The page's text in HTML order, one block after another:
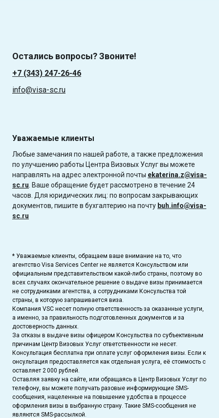
Остались вопросы? Звоните!
+7 (343) 247-26-46
info@visa-sc.ru
Уважаемые клиенты
Любые замечания по нашей работе, а также предложения
по улучшению работы Центра Визовых Услуг вы можете
направлять на адрес электронной почты ekaterina.z@visa-
sc.ru . Ваше обращение будет рассмотрено в течение 24
часов. Для юридических лиц: по вопросам закрывающих
документов, пишите в бухгалтерию на почту buh.info@visa-
sc.ru
* Уважаемые клиенты, обращаем ваше внимание на то, что
агентство Visa Services Center не является Консульством или
официальным представительством какой-либо страны, поэтому во
всех случаях окончательное решение о выдаче визы принимается
не сотрудниками агентства, а сотрудниками Консульства той
страны, в которую запрашивается виза.
Компания VSC несет полную ответственность за оказанные услуги,
а именно, за правильность подготовленных документов и за
достоверность данных.
За отказы в выдаче визы офицером Консульства по субъективным
причинам Центр Визовых Услуг ответственности не несет.
Консультация бесплатна при оплате услуг оформления визы. Если к
онсультация предоставляется как отдельная услуга, её стоимость с
оставляет 2 000 рублей.
Оставляя заявку на сайте, или обращаясь в Центр Визовых Услуг по
телефону, вы можете получать разовые информирующие SMS-
сообщения, нацеленные на повышение удобства в процессе
оформления визы в выбранную страну. Такие SMS-сообщения не
являются SMS-рассылкой.